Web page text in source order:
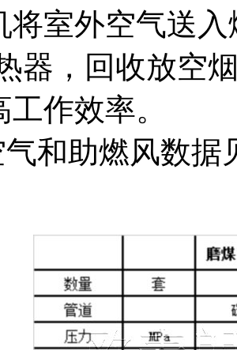
将室外空气送
器，回收放空
作效率。
气和助燃风数据